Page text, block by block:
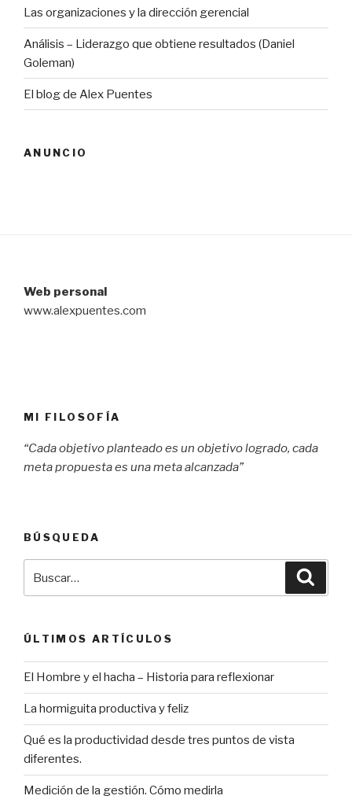
Las organizaciones y la dirección gerencial
Análisis – Liderazgo que obtiene resultados (Daniel
Goleman)
El blog de Alex Puentes
ANUNCIO
Web personal
www.alexpuentes.com
MI FILOSOFÍA
“Cada objetivo planteado es un objetivo logrado, cada
meta propuesta es una meta alcanzada”
BÚSQUEDA
por:
ÚLTIMOS ARTÍCULOS
El Hombre y el hacha – Historia para reflexionar
La hormiguita productiva y feliz
Qué es la productividad desde tres puntos de vista
diferentes.
Medición de la gestión. Cómo medirla